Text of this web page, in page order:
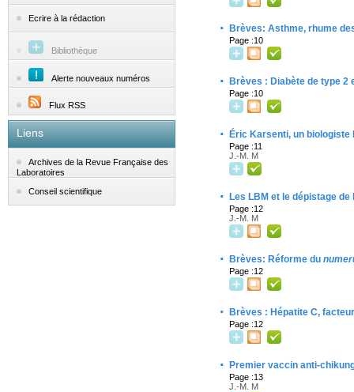
Ecrire à la rédaction
Bibliothèque
Alerte nouveaux numéros
Flux RSS
Liens
Archives de la Revue Française des
Laboratoires
Conseil scientifique
· Brèves: Asthme, rhume
Page :10
· Brèves : Diabète de type
Page :10
· Éric Karsenti, un
Page :11
J.-M. M
· Les LBM et le dépistage de
Page :12
J.-M. M
· Brèves: Réforme du
Page :12
· Brèves : Hépatite C,
Page :12
· Premier vaccin anti-
Page :13
J.-M. M